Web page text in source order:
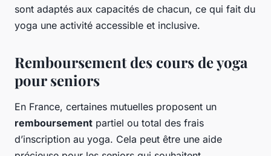
sont adaptés aux capacités de chacun, ce qui fait du
yoga une activité accessible et inclusive.
Remboursement des cours de yoga
pour seniors
En France, certaines mutuelles proposent un
remboursement partiel ou total des frais
d’inscription au yoga. Cela peut être une aide